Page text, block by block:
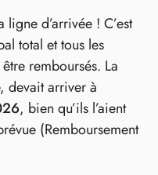
ligne d’arrivée ! C’est
total et tous les
remboursés. La
devait arriver à
, bien qu’ils l’aient
(Remboursement